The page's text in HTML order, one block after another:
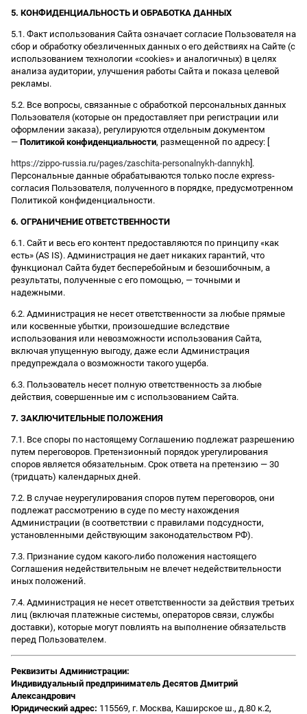
5. КОНФИДЕНЦИАЛЬНОСТЬ И ОБРАБОТКА ДАННЫХ
5.1. Факт использования Сайта означает согласие Пользователя на
сбор и обработку обезличенных данных о его действиях на Сайте (с
использованием технологии «cookies» и аналогичных) в целях
анализа аудитории, улучшения работы Сайта и показа целевой
рекламы.
5.2. Все вопросы, связанные с обработкой персональных данных
Пользователя (которые он предоставляет при регистрации или
оформлении заказа), регулируются отдельным документом
— Политикой конфиденциальности, размещенной по адресу: [
https://zippo-russia.ru/pages/zaschita-personalnykh-dannykh ].
Персональные данные обрабатываются только после express-
согласия Пользователя, полученного в порядке, предусмотренном
Политикой конфиденциальности.
6. ОГРАНИЧЕНИЕ ОТВЕТСТВЕННОСТИ
6.1. Сайт и весь его контент предоставляются по принципу «как
есть» (AS IS). Администрация не дает никаких гарантий, что
функционал Сайта будет бесперебойным и безошибочным, а
результаты, полученные с его помощью, — точными и
надежными.
6.2. Администрация не несет ответственности за любые прямые
или косвенные убытки, произошедшие вследствие
использования или невозможности использования Сайта,
включая упущенную выгоду, даже если Администрация
предупреждала о возможности такого ущерба.
6.3. Пользователь несет полную ответственность за любые
действия, совершенные им с использованием Сайта.
7. ЗАКЛЮЧИТЕЛЬНЫЕ ПОЛОЖЕНИЯ
7.1. Все споры по настоящему Соглашению подлежат разрешению
путем переговоров. Претензионный порядок урегулирования
споров является обязательным. Срок ответа на претензию — 30
(тридцать) календарных дней.
7.2. В случае неурегулирования споров путем переговоров, они
подлежат рассмотрению в суде по месту нахождения
Администрации (в соответствии с правилами подсудности,
установленными действующим законодательством РФ).
7.3. Признание судом какого-либо положения настоящего
Соглашения недействительным не влечет недействительности
иных положений.
7.4. Администрация не несет ответственности за действия третьих
лиц (включая платежные системы, операторов связи, службы
доставки), которые могут повлиять на выполнение обязательств
перед Пользователем.
Реквизиты Администрации:
Индивидуальный предприниматель Десятов Дмитрий
Александрович
Юридический адрес: 115569, г. Москва, Каширское ш., д.80 к.2,